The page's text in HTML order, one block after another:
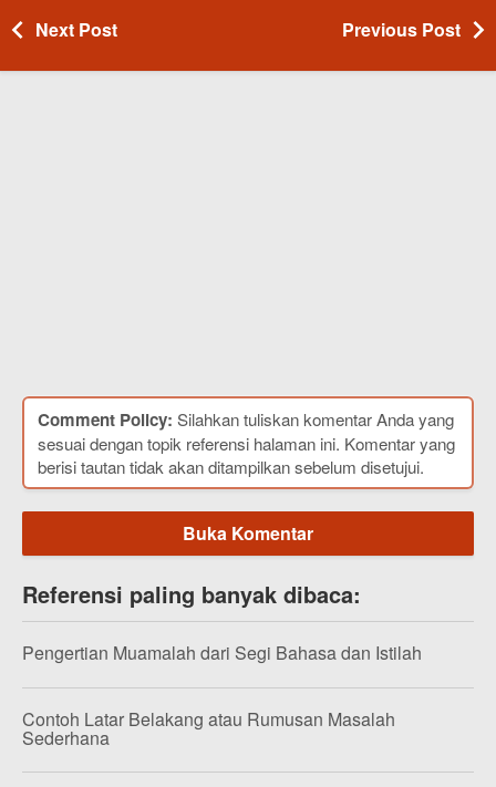
Next Post Previous Post
Comment Policy: Silahkan tuliskan komentar Anda yang
sesuai dengan topik referensi halaman ini. Komentar yang
berisi tautan tidak akan ditampilkan sebelum disetujui.
Buka Komentar
Referensi paling banyak dibaca:
Pengertian Muamalah dari Segi Bahasa dan Istilah
Contoh Latar Belakang atau Rumusan Masalah
Sederhana